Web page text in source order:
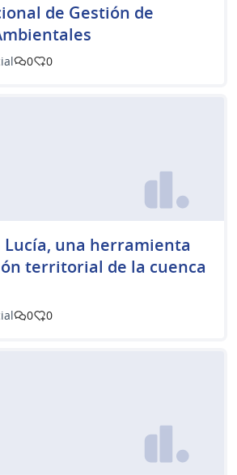
de Gestión de
0 0
Lucía, una herramienta
territorial de la cuenca
0 0